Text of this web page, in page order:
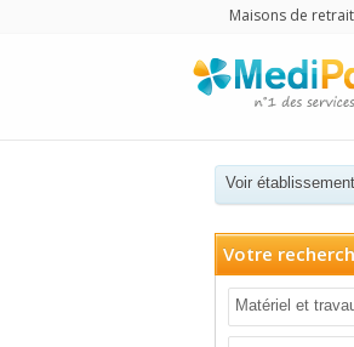
Maisons de
Voir
Votre
Matériel et